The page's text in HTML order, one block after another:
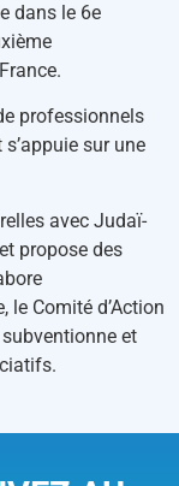
dans le 6e
professionnels
sur une
avec Judaï-
propose des
Comité d’Action
et